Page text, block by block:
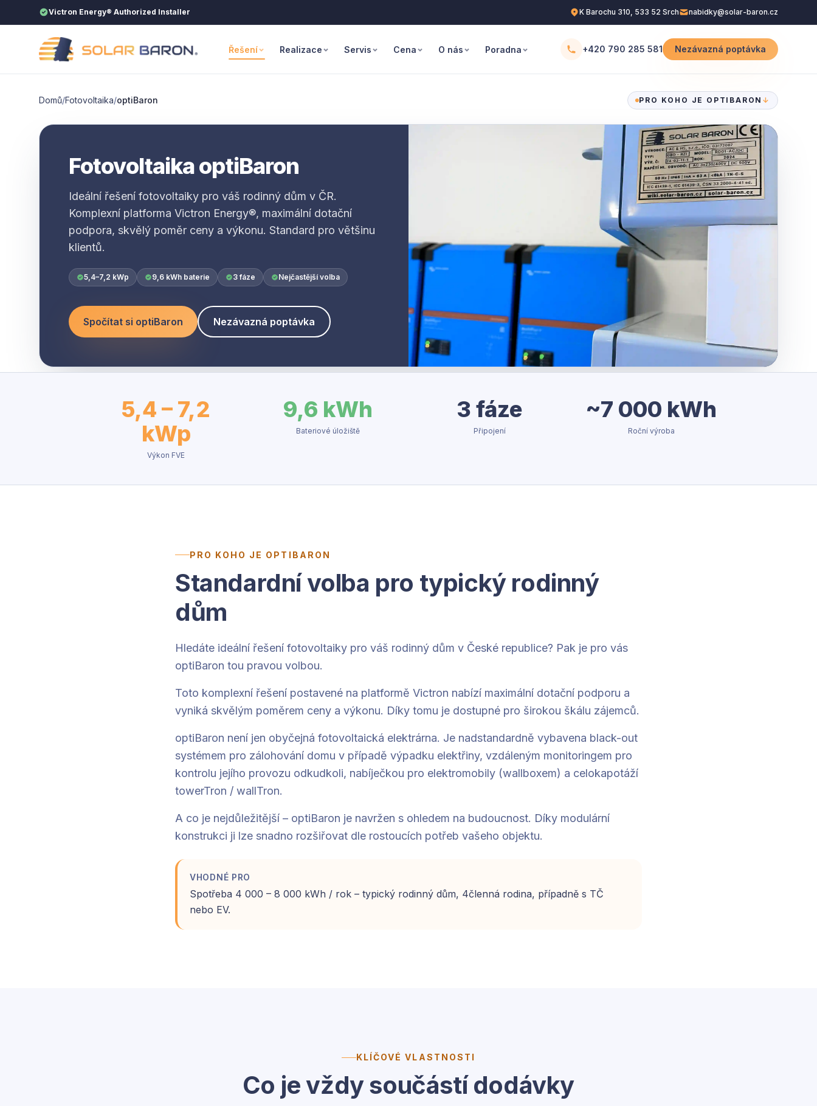
Přeskočit na obsahVictron Energy® Authorized Installer K Barochu 310, 533 52 Srch nabidky@solar-baron.cz
Řešení Realizace Servis Cena O nás Poradna +420 790 285 581 Nezávazná poptávka
Domů/Fotovoltaika/optiBaron PRO KOHO JE OPTIBARON ↓
Fotovoltaika optiBaron
Ideální řešení fotovoltaiky pro váš rodinný dům v ČR.
Komplexní platforma Victron Energy®, maximální dotační
podpora, skvělý poměr ceny a výkonu. Standard pro většinu
klientů.
5,4–7,2 kWp 9,6 kWh baterie 3 fáze Nejčastější volba
Spočítat si optiBaron Nezávazná poptávka
5,4 – 7,2
kWp
Výkon FVE
9,6 kWh
Bateriové úložiště
3 fáze
Připojení
~7 000 kWh
Roční výroba
PRO KOHO JE OPTIBARON
Standardní volba pro typický rodinný
dům
Hledáte ideální řešení fotovoltaiky pro váš rodinný dům v České republice? Pak je pro vás
optiBaron tou pravou volbou.
Toto komplexní řešení postavené na platformě Victron nabízí maximální dotační podporu a
vyniká skvělým poměrem ceny a výkonu. Díky tomu je dostupné pro širokou škálu zájemců.
optiBaron není jen obyčejná fotovoltaická elektrárna. Je nadstandardně vybavena black-out
systémem pro zálohování domu v případě výpadku elektřiny, vzdáleným monitoringem pro
kontrolu jejího provozu odkudkoli, nabíječkou pro elektromobily (wallboxem) a celokapotáží
towerTron / wallTron.
A co je nejdůležitější – optiBaron je navržen s ohledem na budoucnost. Díky modulární
konstrukci ji lze snadno rozšiřovat dle rostoucích potřeb vašeho objektu.
VHODNÉ PRO
Spotřeba 4 000 – 8 000 kWh / rok – typický rodinný dům, 4členná rodina, případně s TČ
nebo EV.
KLÍČOVÉ VLASTNOSTI
Co je vždy součástí dodávky